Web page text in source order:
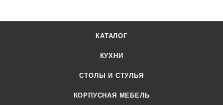
КАТАЛОГ
КУХНИ
СТОЛЫ И СТУЛЬЯ
КОРПУСНАЯ МЕБЕЛЬ